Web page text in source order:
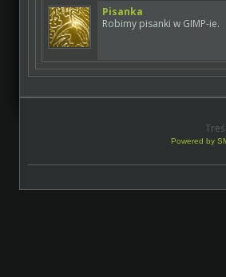
Pisanka
Robimy pisanki w GIMP-ie.
Powered by